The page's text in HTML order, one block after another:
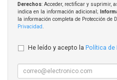
Derechos: Acceder, rectificar y suprimir,
indica en la información adicional;
la información completa de Protección de
Privacidad
He leído y acepto la Política de